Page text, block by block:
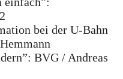
bei der U-Bahn
BVG / Andreas